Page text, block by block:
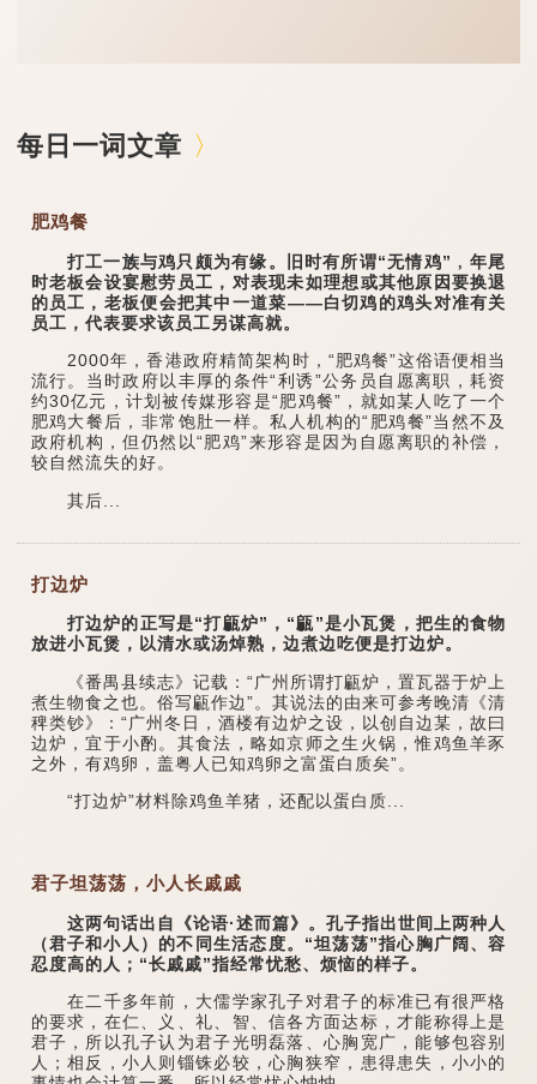
每日一词文章
肥鸡餐
打工一族与鸡只颇为有缘。旧时有所谓“无情鸡”﹐年尾
时老板会设宴慰劳员工，对表现未如理想或其他原因要换退
的员工，老板便会把其中一道菜——白切鸡的鸡头对准有关
员工，代表要求该员工另谋高就。
2000年，香港政府精简架构时，“肥鸡餐”这俗语便相当
流行。当时政府以丰厚的条件“利诱”公务员自愿离职，耗资
约30亿元，计划被传媒形容是“肥鸡餐”，就如某人吃了一个
肥鸡大餐后，非常饱肚一样。私人机构的“肥鸡餐”当然不及
政府机构，但仍然以“肥鸡”来形容是因为自愿离职的补偿，
较自然流失的好。
其后...
打边炉
打边炉的正写是“打甂炉”，“甂”是小瓦煲，把生的食物
放进小瓦煲，以清水或汤焯熟，边煮边吃便是打边炉。
《番禺县续志》记载：“广州所谓打甂炉，置瓦器于炉上
煮生物食之也。俗写甂作边”。其说法的由来可参考晚清《清
稗类钞》：“广州冬日，酒楼有边炉之设，以创自边某，故曰
边炉，宜于小酌。其食法，略如京师之生火锅，惟鸡鱼羊豕
之外，有鸡卵，盖粤人已知鸡卵之富蛋白质矣”。
“打边炉”材料除鸡鱼羊猪，还配以蛋白质...
君子坦荡荡，小人长戚戚
这两句话出自《论语·述而篇》。孔子指出世间上两种人
（君子和小人）的不同生活态度。“坦荡荡”指心胸广阔、容
忍度高的人；“长戚戚”指经常忧愁、烦恼的样子。
在二千多年前，大儒学家孔子对君子的标准已有很严格
的要求，在仁、义、礼、智、信各方面达标，才能称得上是
君子，所以孔子认为君子光明磊落、心胸宽广，能够包容别
人；相反，小人则锱铢必较，心胸狭窄，患得患失，小小的